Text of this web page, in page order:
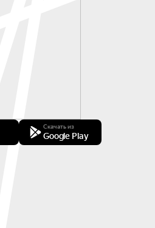
Скачать из
Google Play